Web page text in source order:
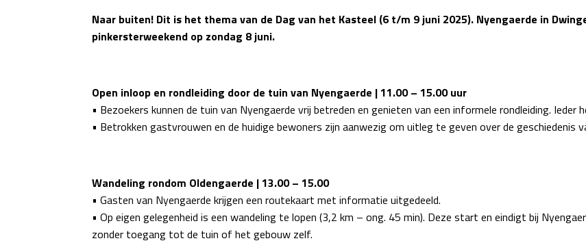
Naar buiten! Dit is het thema van de Dag van het Kasteel (6 t/m 9 juni 2025). Nyengaerde in
pinkersterweekend op zondag 8 juni.
Open inloop en rondleiding door de tuin van Nyengaerde | 11.00 – 15.00 uur
• Bezoekers kunnen de tuin van Nyengaerde vrij betreden en genieten van een informele rondleiding. Ieder
• Betrokken gastvrouwen en de huidige bewoners zijn aanwezig om uitleg te geven over de geschiedenis
Wandeling rondom Oldengaerde |13.00 – 15.00
• Gasten van Nyengaerde krijgen een routekaart met informatie uitgedeeld.
• Op eigen gelegenheid is een wandeling te lopen (3,2 km – ong. 45 min). Deze start en eindigt bij
zonder toegang tot de tuin of het gebouw zelf.